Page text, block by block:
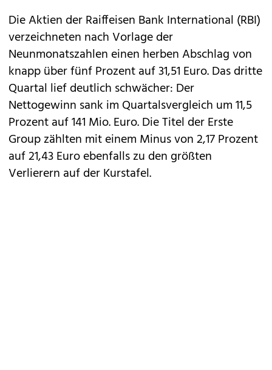
Die Aktien der Raiffeisen Bank International (RBI)
verzeichneten nach Vorlage der
Neunmonatszahlen einen herben Abschlag von
knapp über fünf Prozent auf 31,51 Euro. Das dritte
Quartal lief deutlich schwächer: Der
Nettogewinn sank im Quartalsvergleich um 11,5
Prozent auf 141 Mio. Euro. Die Titel der Erste
Group zählten mit einem Minus von 2,17 Prozent
auf 21,43 Euro ebenfalls zu den größten
Verlierern auf der Kurstafel.